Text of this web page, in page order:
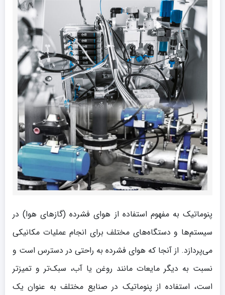
پنوماتیک به مفهوم استفاده از هوای فشرده (گازهای هوا) در
سیستم‌ها و دستگاه‌های مختلف برای انجام عملیات مکانیکی
می‌پردازد. از آنجا که هوای فشرده به راحتی در دسترس است و
نسبت به دیگر مایعات مانند روغن یا آب، سبک‌تر و تمیزتر
است، استفاده از پنوماتیک در صنایع مختلف به عنوان یک